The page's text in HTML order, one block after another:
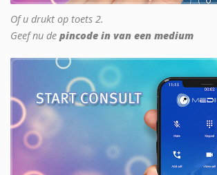
Of u drukt op toets 2.
Geef nu de pincode in van een medium